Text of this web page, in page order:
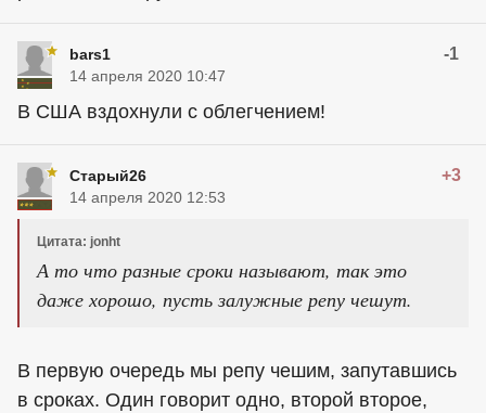
bars1 -1
14 апреля 2020 10:47
В США вздохнули с облегчением!
Старый26 +3
14 апреля 2020 12:53
Цитата: jonht
А то что разные сроки называют, так это
даже хорошо, пусть залужные репу чешут.
В первую очередь мы репу чешим, запутавшись
в сроках. Один говорит одно, второй второе,